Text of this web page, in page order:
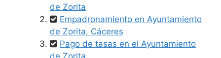
de Zorita
Empadronamiento en Ayuntamiento
de Zorita, Cáceres
Pago de tasas en el Ayuntamiento
de Zorita